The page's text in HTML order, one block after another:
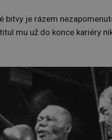
bitvy je rázem
mu už do konce kariéry